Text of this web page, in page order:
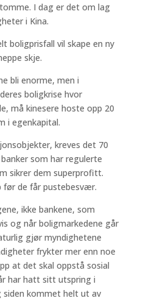
I dag er det om lag
i Kina.
boligprisfall vil skape en ny
skje.
bli enorme, men i
boligkrise hvor
må kinesere hoste opp 20
i egenkapital.
kreves det 70
som har regulerte
sikrer dem superprofitt.
før de får pustebesvær.
ikke bankene, som
og når boligmarkedene går
gjør myndighetene
frykter mer enn noe
at det skal oppstå sosial
har hatt sitt utspring i
siden kommet helt ut av